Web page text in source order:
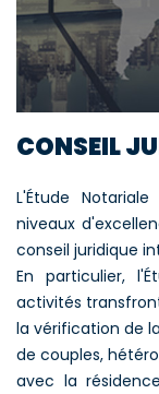
CONSEIL
L'Étude
niveaux
conseil juridique
En particulier,
activités
la vérification de
de couples,
avec la